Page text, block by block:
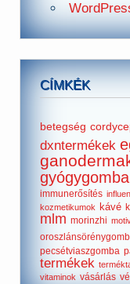
CÍMKÉK
betegség
dxntermékek
gyógygomba
immunerősítés
kozmetikumok kávé
mlm morinzhi
pecsétviaszgomba
termékek
vitaminok vásárlás